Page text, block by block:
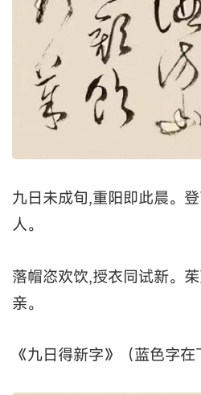
九日未成旬,重阳即此晨。
人。
落帽恣欢饮,授衣同试新。
亲。
《九日得新字》（蓝色字在